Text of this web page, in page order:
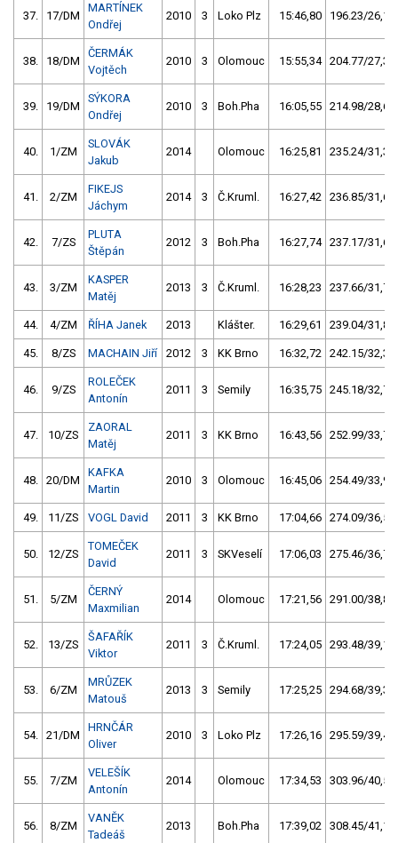
37. 17/DM
MARTÍNEK
Ondřej
2010 3 Loko Plz 15:46,80 196.23/26,1
38. 18/DM
ČERMÁK
Vojtěch
2010 3 Olomouc 15:55,34 204.77/27,3
39. 19/DM
SÝKORA
Ondřej
2010 3 Boh.Pha 16:05,55 214.98/28,6
40. 1/ZM
SLOVÁK
Jakub
2014 Olomouc 16:25,81 235.24/31,3
41. 2/ZM
FIKEJS
Jáchym
2014 3 Č.Kruml. 16:27,42 236.85/31,6
42. 7/ZS
PLUTA
Štěpán
2012 3 Boh.Pha 16:27,74 237.17/31,6
43. 3/ZM
KASPER
Matěj
2013 3 Č.Kruml. 16:28,23 237.66/31,7
44. 4/ZM ŘÍHA Janek 2013 Klášter. 16:29,61 239.04/31,8
45. 8/ZS MACHAIN Jiří 2012 3 KK Brno 16:32,72 242.15/32,3
46. 9/ZS
ROLEČEK
Antonín
2011 3 Semily 16:35,75 245.18/32,7
47. 10/ZS
ZAORAL
Matěj
2011 3 KK Brno 16:43,56 252.99/33,7
48. 20/DM
KAFKA
Martin
2010 3 Olomouc 16:45,06 254.49/33,9
49. 11/ZS VOGL David 2011 3 KK Brno 17:04,66 274.09/36,5
50. 12/ZS
TOMEČEK
David
2011 3 SKVeselí 17:06,03 275.46/36,7
51. 5/ZM
ČERNÝ
Maxmilian
2014 Olomouc 17:21,56 291.00/38,8
52. 13/ZS
ŠAFAŘÍK
Viktor
2011 3 Č.Kruml. 17:24,05 293.48/39,1
53. 6/ZM
MRŮZEK
Matouš
2013 3 Semily 17:25,25 294.68/39,3
54. 21/DM
HRNČÁR
Oliver
2010 3 Loko Plz 17:26,16 295.59/39,4
55. 7/ZM
VELEŠÍK
Antonín
2014 Olomouc 17:34,53 303.96/40,5
56. 8/ZM
VANĚK
Tadeáš
2013 Boh.Pha 17:39,02 308.45/41,1